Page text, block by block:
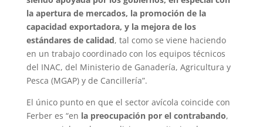
la apertura de mercados, la promoción de la
capacidad exportadora, y la mejora de los
estándares de calidad, tal como se viene haciendo
en un trabajo coordinado con los equipos técnicos
del INAC, del Ministerio de Ganadería, Agricultura y
Pesca (MGAP) y de Cancillería”.
El único punto en que el sector avícola coincide con
Ferber es “en la preocupación por el contrabando,